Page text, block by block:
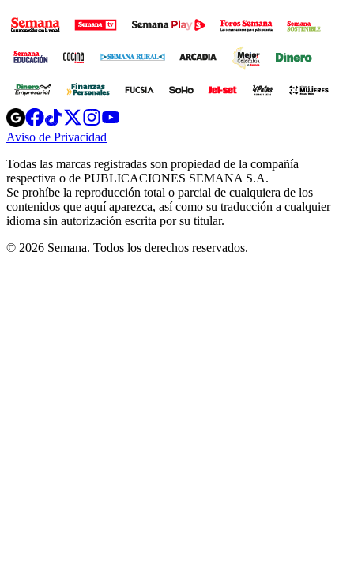
Opens
in
new
Opens
in
new
Opens
in
new
window
Opens
new
windowwindow
Aviso de Privacidad
new
window
Todas las marcas registradas son propiedad de la compañía
respectiva o de PUBLICACIONES SEMANA S.A.
Se prohíbe la reproducción total o parcial de cualquiera de los
contenidos que aquí aparezca, así como su traducción a cualquier
idioma sin autorización escrita por su titular.
© 2026 Semana. Todos los derechos reservados.